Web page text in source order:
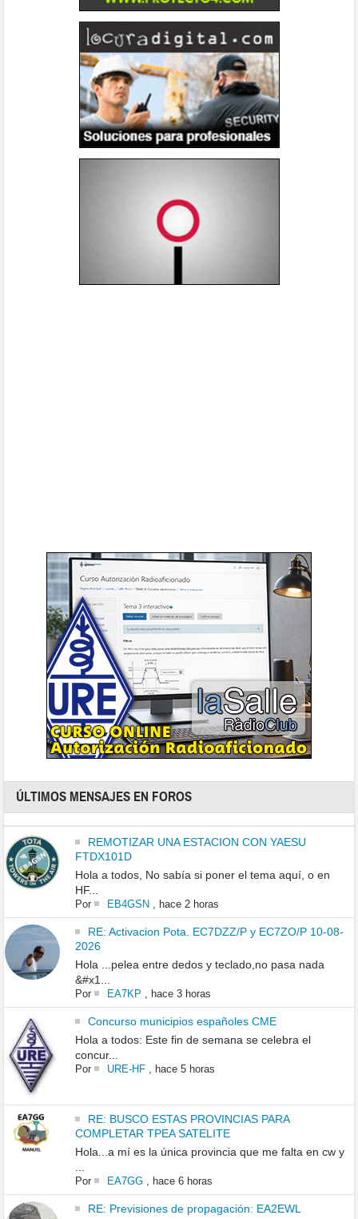
ÚLTIMOS MENSAJES EN FOROS
REMOTIZAR UNA ESTACION CON YAESU
FTDX101D
Hola a todos, No sabía si poner el tema aquí, o en
HF...
Por EB4GSN , hace 2 horas
RE: Activacion Pota. EC7DZZ/P y EC7ZO/P 10-08-
2026
Hola ...pelea entre dedos y teclado,no pasa nada
&#x1...
Por EA7KP , hace 3 horas
Concurso municipios españoles CME
Hola a todos: Este fin de semana se celebra el
concur...
Por URE-HF, hace 5 horas
RE: BUSCO ESTAS PROVINCIAS PARA
COMPLETAR TPEA SATELITE
Hola...a mí es la única provincia que me falta en cw y
Por EA7GG, hace 6 horas
RE: Previsiones de propagación: EA2EWL